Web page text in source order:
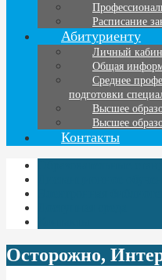
Расписание
Абитуриенту
Личный
Общая
Среднее
подготовки
Высшее
Высшее
Контакты
Осторожно,